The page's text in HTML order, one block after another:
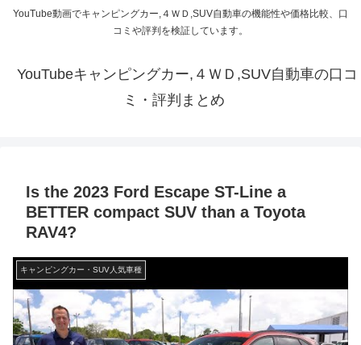
YouTube動画でキャンピングカー,４ＷＤ,SUV自動車の機能性や価格比較、口
コミや評判を検証しています。
YouTubeキャンピングカー,４ＷＤ,SUV自動車の口コ
ミ・評判まとめ
Is the 2023 Ford Escape ST-Line a
BETTER compact SUV than a Toyota
RAV4?
キャンピングカー・SUV人気車種